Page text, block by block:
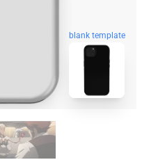
blank template